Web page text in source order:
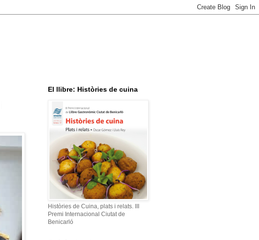
El llibre: Històries de cuina
Històries de Cuina, plats i relats. III
Premi Internacional Ciutat de
Benicarló